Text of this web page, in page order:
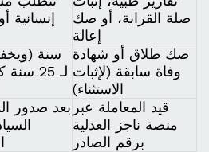
إنسانية
صلة القرابة، أو صك
إعالة
لـ 25
صك طلاق أو شهادة
وفاة سابقة (لإثبات
الاستثناء)
بعد صدور قيد المعاملة عبر
منصة ناجز العدلية
برقم الصادر